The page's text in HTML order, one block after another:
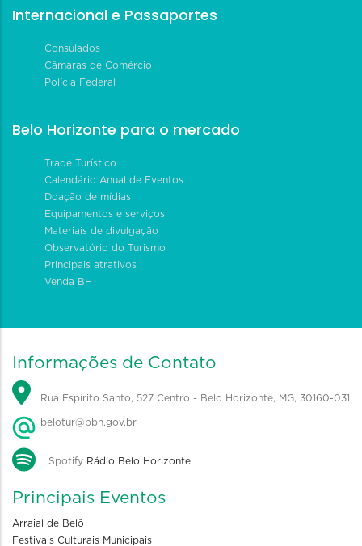
Internacional e Passaportes
Consulados
Câmaras de Comércio
Polícia Federal
Belo Horizonte para o mercado
Trade Turístico
Calendário Anual de Eventos
Doação de mídias
Equipamentos e serviços
Materiais de divulgação
Observatório do Turismo
Principais atrativos
Venda BH
Informações de Contato
Rua Espírito Santo, 527 Centro - Belo Horizonte, MG, 30160-031
belotur@pbh.gov.br
Spotify Rádio Belo Horizonte
Principais Eventos
Arraial de Belô
Festivais Culturais Municipais